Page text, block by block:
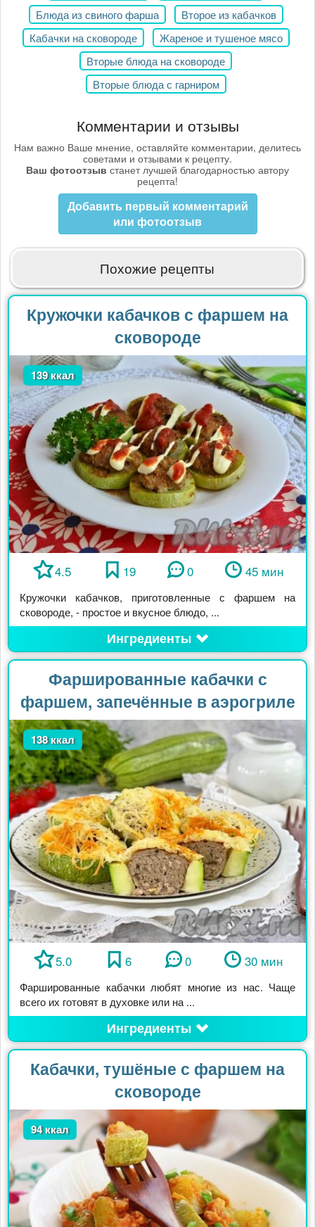
Блюда из свиного фарша
Второе из кабачков
Кабачки на сковороде
Жареное и тушеное мясо
Вторые блюда на сковороде
Вторые блюда с гарниром
Комментарии и отзывы
Нам важно Ваше мнение, оставляйте комментарии, делитесь
советами и отзывами к рецепту.
Ваш фотоотзыв станет лучшей благодарностью автору
рецепта!
Добавить первый комментарий
или фотоотзыв
Похожие рецепты
Кружочки кабачков с фаршем на
сковороде
139 ккал
4.5 19 0 45 мин
Кружочки кабачков, приготовленные с фаршем на
сковороде, - простое и вкусное блюдо, ...
Ингредиенты
Фаршированные кабачки с
фаршем, запечённые в аэрогриле
138 ккал
5.0 6 0 30 мин
Фаршированные кабачки любят многие из нас. Чаще
всего их готовят в духовке или на ...
Ингредиенты
Кабачки, тушёные с фаршем на
сковороде
94 ккал